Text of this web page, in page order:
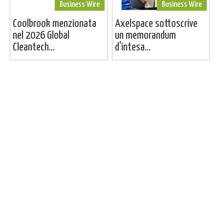
Business Wire
Coolbrook menzionata
nel 2026 Global
Cleantech...
Business Wire
Axelspace sottoscrive
un memorandum
d'intesa...